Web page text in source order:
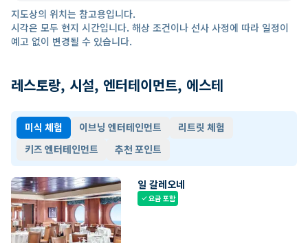
지도상의 위치는 참고용입니다.
시각은 모두 현지 시간입니다. 해상 조건이나 선사 사정에 따라 일정이
예고 없이 변경될 수 있습니다.
레스토랑, 시설, 엔터테이먼트, 에스테
미식 체험 이브닝 엔터테인먼트
리트릿 체험
키즈 엔터테인먼트
추천 포인트
일 갈레오네
check요금 포함